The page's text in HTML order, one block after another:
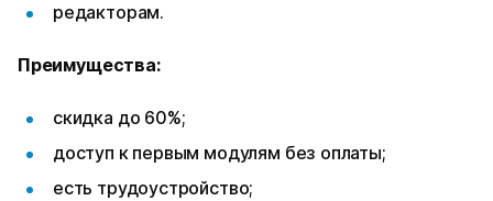
редакторам.
Преимущества:
скидка до 60%;
доступ к первым модулям без оплаты;
есть трудоустройство;